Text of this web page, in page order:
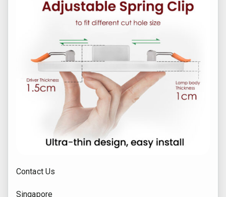
Contact Us
Singapore